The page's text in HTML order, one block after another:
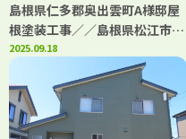
島根県仁多郡奥出雲町A様邸屋
根塗装工事／／島根県松江市・
安来市・出雲市・大田市・雲南
市 鳥取県米子市・境港市の
「きじま塗装」
2025.09.18